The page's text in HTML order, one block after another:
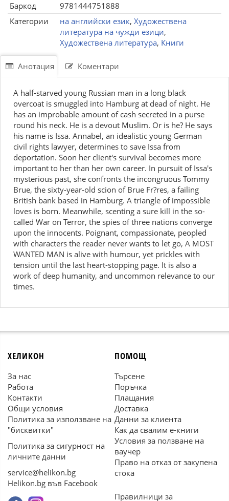
Баркод
9781444751888
Категории
на английски език, Художествена
литература на чужди езици,
Художествена литература, Книги
Анотация Коментари
A half-starved young Russian man in a long black
overcoat is smuggled into Hamburg at dead of night. He
has an improbable amount of cash secreted in a purse
round his neck. He is a devout Muslim. Or is he? He says
his name is Issa. Annabel, an idealistic young German
civil rights lawyer, determines to save Issa from
deportation. Soon her client's survival becomes more
important to her than her own career. In pursuit of Issa's
mysterious past, she confronts the incongruous Tommy
Brue, the sixty-year-old scion of Brue Fr?res, a failing
British bank based in Hamburg. A triangle of impossible
loves is born. Meanwhile, scenting a sure kill in the so-
called War on Terror, the spies of three nations converge
upon the innocents. Poignant, compassionate, peopled
with characters the reader never wants to let go, A MOST
WANTED MAN is alive with humour, yet prickles with
tension until the last heart-stopping page. It is also a
work of deep humanity, and uncommon relevance to our
times.
ХЕЛИКОН
За нас
Работа
Контакти
Общи условия
Политика за използване на
"бисквитки"
Политика за сигурност на
личните данни
service@helikon.bg
Helikon.bg във Facebook
ПОМОЩ
Търсене
Поръчка
Плащания
Доставка
Данни за клиента
Как да свалим е-книги
Условия за ползване на
ваучер
Право на отказ от закупена
стока
Правилници за